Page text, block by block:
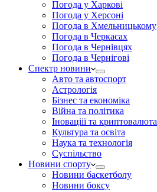
Погода у Харкові
Погода у Херсоні
Погода в Хмельницькому
Погода в Черкасах
Погода в Чернівцях
Погода в Чернігові
Спектр новини
Авто та автоспорт
Астрологія
Бізнес та економіка
Війна та політика
Іноваціії та криптовалюта
Культура та освіта
Наука та технологія
Суспільство
Новини спорту
Новини баскетболу
Новини боксу